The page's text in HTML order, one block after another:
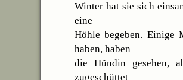
Winter hat sie sich
eine
Höhle begeben. Einige
haben, haben
die Hündin gesehen,
zugeschüttet